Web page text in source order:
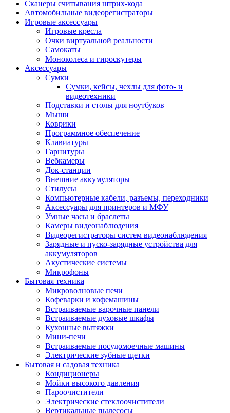
Сканеры считывания штрих-кода
Автомобильные видеорегистраторы
Игровые аксессуары
Игровые кресла
Очки виртуальной реальности
Самокаты
Моноколеса и гироскутеры
Аксессуары
Сумки
Сумки, кейсы, чехлы для фото- и
видеотехники
Подставки и столы для ноутбуков
Мыши
Коврики
Программное обеспечение
Клавиатуры
Гарнитуры
Вебкамеры
Док-станции
Внешние аккумуляторы
Стилусы
Компьютерные кабели, разъемы, переходники
Аксессуары для принтеров и МФУ
Умные часы и браслеты
Камеры видеонаблюдения
Видеорегистраторы систем видеонаблюдения
Зарядные и пуско-зарядные устройства для
аккумуляторов
Акустические системы
Микрофоны
Бытовая техника
Микроволновые печи
Кофеварки и кофемашины
Встраиваемые варочные панели
Встраиваемые духовые шкафы
Кухонные вытяжки
Мини-печи
Встраиваемые посудомоечные машины
Электрические зубные щетки
Бытовая и садовая техника
Кондиционеры
Мойки высокого давления
Пароочистители
Электрические стеклоочистители
Вертикальные пылесосы